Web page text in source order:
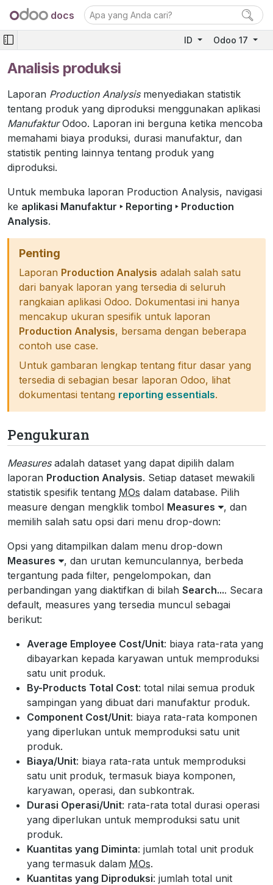
docs
ID Odoo 17
Analisis produksi
Laporan Production Analysismenyediakan statistik
tentang produk yang diproduksi menggunakan aplikasi
ManufakturOdoo. Laporan ini berguna ketika mencoba
memahami biaya produksi, durasi manufaktur, dan
statistik penting lainnya tentang produk yang
diproduksi.
Untuk membuka laporan Production Analysis, navigasi
ke aplikasi Manufaktur ‣ Reporting ‣ Production
Analysis.
Penting
Laporan Production Analysis adalah salah satu
dari banyak laporan yang tersedia di seluruh
rangkaian aplikasi Odoo. Dokumentasi ini hanya
mencakup ukuran spesifik untuk laporan
Production Analysis, bersama dengan beberapa
contoh use case.
Untuk gambaran lengkap tentang fitur dasar yang
tersedia di sebagian besar laporan Odoo, lihat
dokumentasi tentang reporting essentials.
Pengukuran
Measuresadalah dataset yang dapat dipilih dalam
laporan Production Analysis. Setiap dataset mewakili
statistik spesifik tentang MOs dalam database. Pilih
measure dengan mengklik tombol Measures
, dan
memilih salah satu opsi dari menu drop-down:
Opsi yang ditampilkan dalam menu drop-down
Measures
, dan urutan kemunculannya, berbeda
tergantung pada filter, pengelompokan, dan
perbandingan yang diaktifkan di bilah Search.... Secara
default, measures yang tersedia muncul sebagai
berikut:
Average Employee Cost/Unit: biaya rata-rata yang
dibayarkan kepada karyawan untuk memproduksi
satu unit produk.
By-Products Total Cost: total nilai semua produk
sampingan yang dibuat dari manufaktur produk.
Component Cost/Unit: biaya rata-rata komponen
yang diperlukan untuk memproduksi satu unit
produk.
Biaya/Unit: biaya rata-rata untuk memproduksi
satu unit produk, termasuk biaya komponen,
karyawan, operasi, dan subkontrak.
Durasi Operasi/Unit: rata-rata total durasi operasi
yang diperlukan untuk memproduksi satu unit
produk.
Kuantitas yang Diminta: jumlah total unit produk
yang termasuk dalam MOs.
Kuantitas yang Diproduksi: jumlah total unit